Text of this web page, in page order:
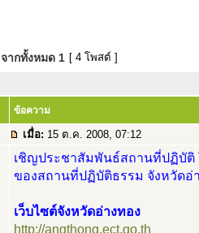
จากทั้งหมด 1 [ 4 โพสต์ ]
ข้อความ
เมื่อ: 15 ต.ค. 2008, 07:12
เชิญประชาสัมพันธ์สถานที่ปฏิบัติ
ของสถานที่ปฏิบัติธรรม จังหวัดอ่
เว็บไซต์จังหวัดอ่างทอง
http://angthong.ect.go.th